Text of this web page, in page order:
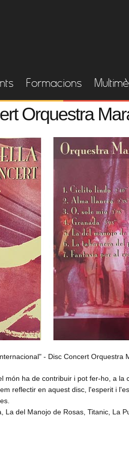
Formacions
Orquestra
- Disc Concert Orquestra
ha de contribuir i pot fer-ho, a la
reflectir en aquest disc, l'esperit i
del Manojo de Rosas, Titanic, La